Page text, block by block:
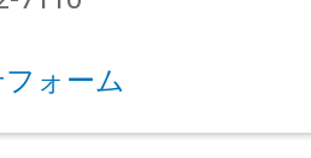
ォーム